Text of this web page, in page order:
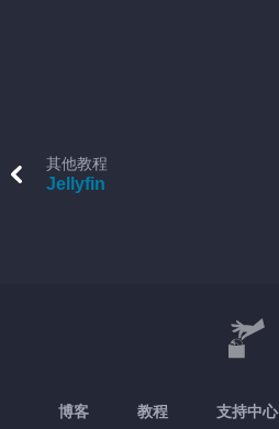
其他教程
Jellyfin
博客 教程 支持中心